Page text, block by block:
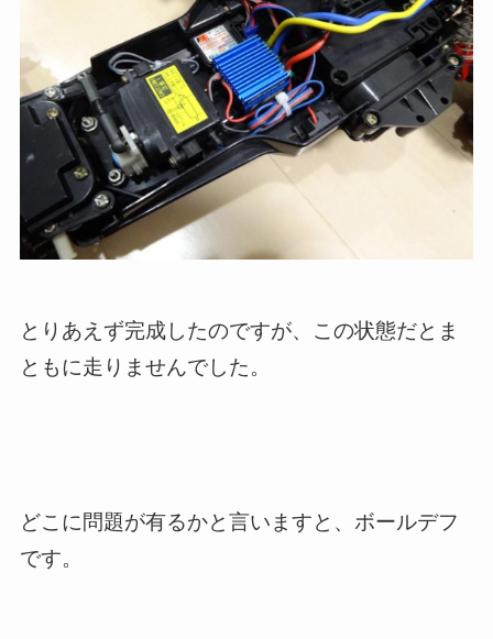
とりあえず完成したのですが、この状態だとま
ともに走りませんでした。
どこに問題が有るかと言いますと、ボールデフ
です。